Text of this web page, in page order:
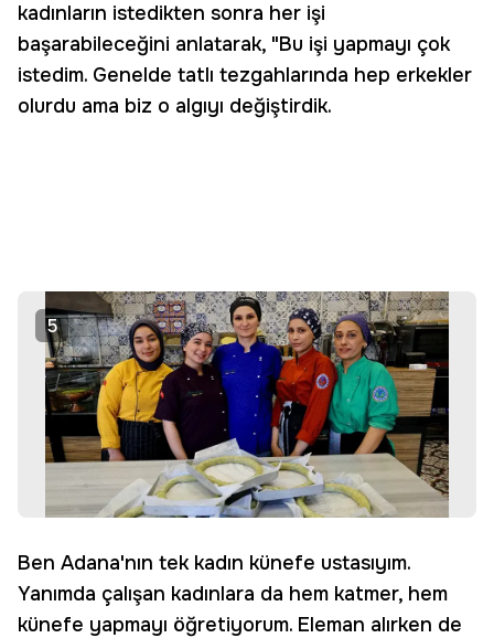
kadınların istedikten sonra her işi
başarabileceğini anlatarak, "Bu işi yapmayı çok
istedim. Genelde tatlı tezgahlarında hep erkekler
olurdu ama biz o algıyı değiştirdik.
5
Ben Adana'nın tek kadın künefe ustasıyım.
Yanımda çalışan kadınlara da hem katmer, hem
künefe yapmayı öğretiyorum. Eleman alırken de